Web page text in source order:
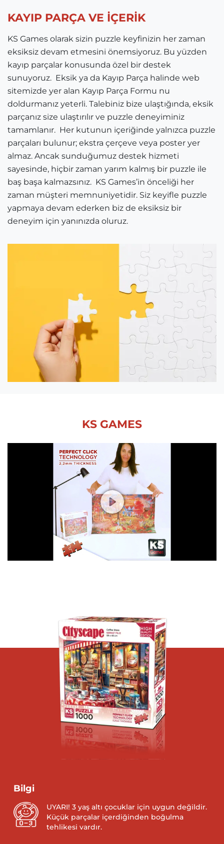
KAYIP PARÇA VE İÇERİK
KS Games olarak sizin puzzle keyfinizin her zaman
eksiksiz devam etmesini önemsiyoruz. Bu yüzden
kayıp parçalar konusunda özel bir destek
sunuyoruz. Eksik ya da Kayıp Parça halinde web
sitemizde yer alan Kayıp Parça Formu nu
doldurmanız yeterli. Talebiniz bize ulaştığında, eksik
parçanız size ulaştırılır ve puzzle deneyiminiz
tamamlanır. Her kutunun içeriğinde yalnızca puzzle
parçaları bulunur; ekstra çerçeve veya poster yer
almaz. Ancak sunduğumuz destek hizmeti
sayesinde, hiçbir zaman yarım kalmış bir puzzle ile
baş başa kalmazsınız. KS Games’in önceliği her
zaman müşteri memnuniyetidir. Siz keyifle puzzle
yapmaya devam ederken biz de eksiksiz bir
deneyim için yanınızda oluruz.
KS GAMES
Bilgi
UYARI! 3 yaş altı çocuklar için uygun değildir.
Küçük parçalar içerdiğinden boğulma
tehlikesi vardır.